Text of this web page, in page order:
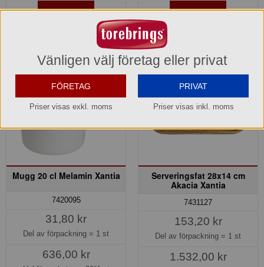
Köp » Köp »
Mugg 20 cl Melamin Xantia
7420095
31,80 kr
Del av förpackning = 1 st
636,00 kr
Serveringsfat 28x14 cm
Akacia Xantia
7431127
153,20 kr
Del av förpackning = 1 st
1.532,00 kr
Vänligen välj företag eller privat
FÖRETAG
Priser visas exkl. moms
PRIVAT
Priser visas inkl. moms